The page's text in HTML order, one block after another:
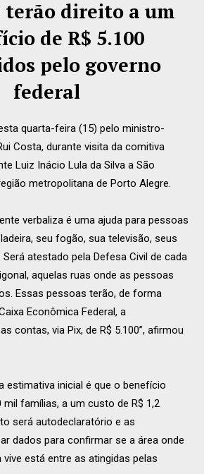
terão direito a um
de R$ 5.100
pelo governo
federal
quarta-feira (15) pelo ministro-
Costa, durante visita da comitiva
Luiz Inácio Lula da Silva a São
metropolitana de Porto Alegre.
verbaliza é uma ajuda para pessoas
seu fogão, sua televisão, seus
atestado pela Defesa Civil de cada
aquelas ruas onde as pessoas
Essas pessoas terão, de forma
Econômica Federal, a
contas, via Pix, de R$ 5.100”, afirmou
estimativa inicial é que o benefício
famílias, a um custo de R$ 1,2
será autodeclaratório e as
dados para confirmar se a área onde
está entre as atingidas pelas